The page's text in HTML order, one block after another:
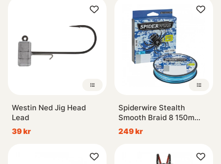
Westin Ned Jig Head
Lead
39 kr
Spiderwire Stealth
Smooth Braid 8 150m
Blue Camo
249 kr